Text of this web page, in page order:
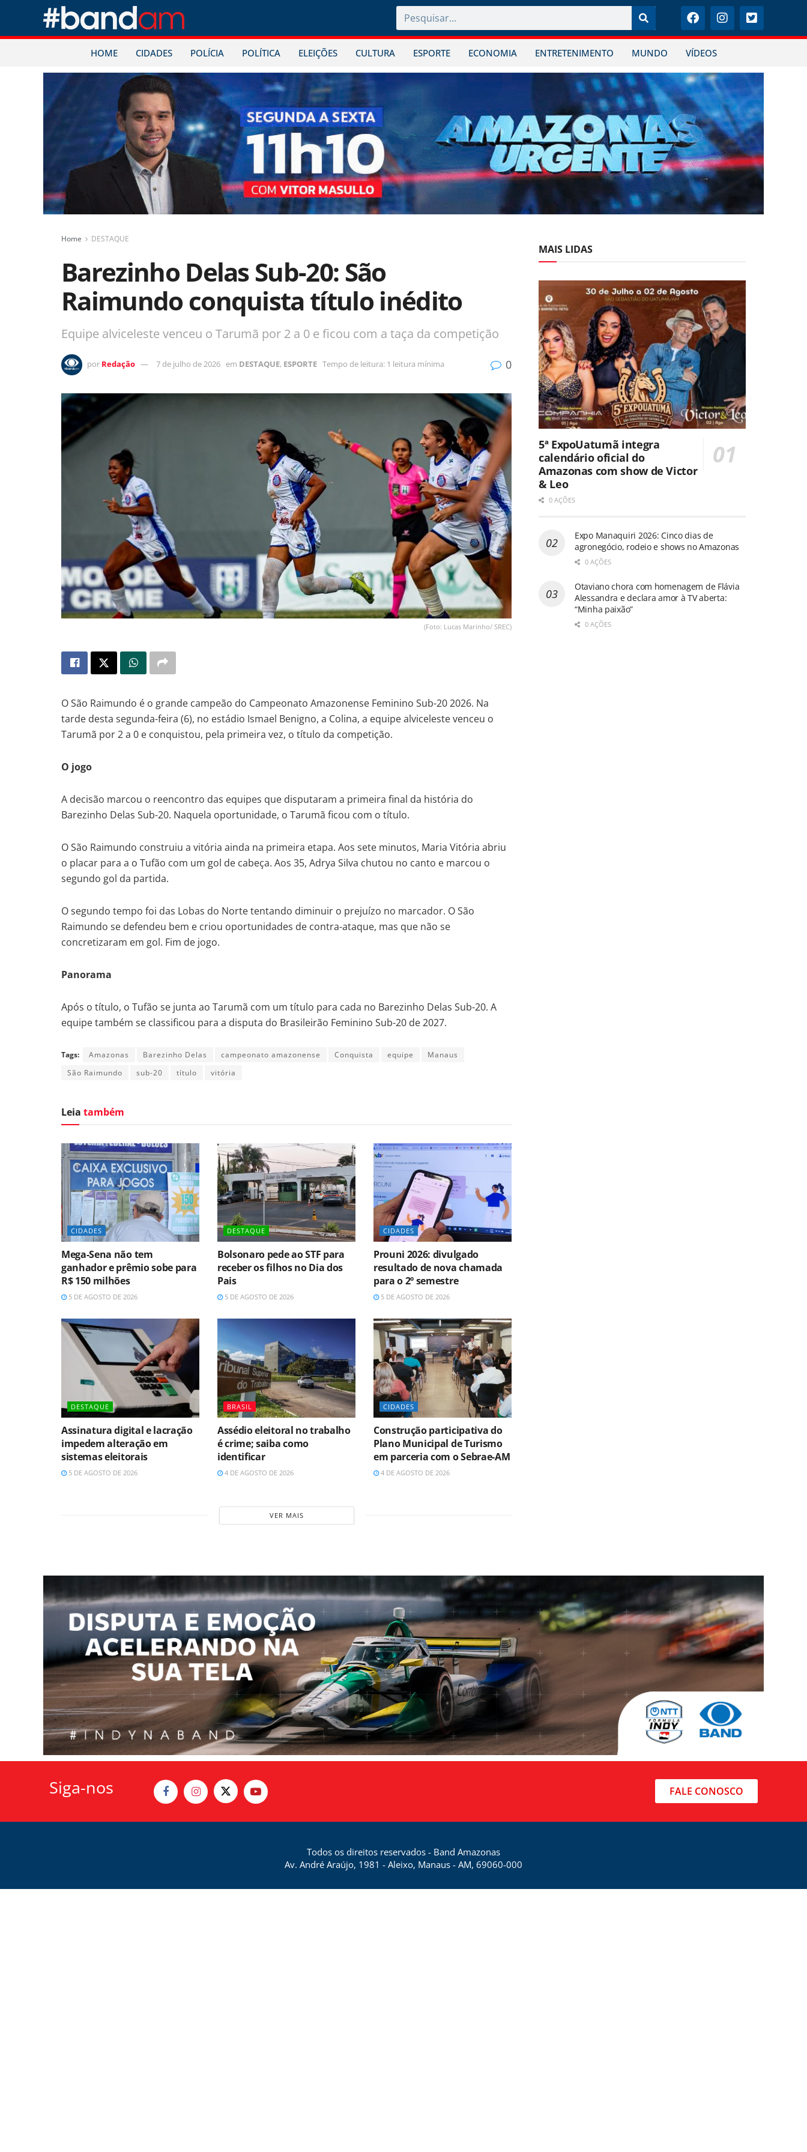
HOME CIDADES POLÍCIA POLÍTICA ELEIÇÕES CULTURA ESPORTE ECONOMIA ENTRETENIMENTO MUNDO VÍDEOS
Home DESTAQUE
Barezinho Delas Sub-20: São
Raimundo conquista título inédito
Equipe alviceleste venceu o Tarumã por 2 a 0 e ficou com a taça da competição
por Redação 7 de julho de 2026 em DESTAQUE, ESPORTE Tempo de leitura: 1 leitura mínima 0
(Foto: Lucas Marinho/ SREC)
O São Raimundo é o grande campeão do Campeonato Amazonense Feminino Sub-20 2026. Na
tarde desta segunda-feira (6), no estádio Ismael Benigno, a Colina, a equipe alviceleste venceu o
Tarumã por 2 a 0 e conquistou, pela primeira vez, o título da competição.
O jogo
A decisão marcou o reencontro das equipes que disputaram a primeira final da história do
Barezinho Delas Sub-20. Naquela oportunidade, o Tarumã ficou com o título.
O São Raimundo construiu a vitória ainda na primeira etapa. Aos sete minutos, Maria Vitória abriu
o placar para a o Tufão com um gol de cabeça. Aos 35, Adrya Silva chutou no canto e marcou o
segundo gol da partida.
O segundo tempo foi das Lobas do Norte tentando diminuir o prejuízo no marcador. O São
Raimundo se defendeu bem e criou oportunidades de contra-ataque, mas que não se
concretizaram em gol. Fim de jogo.
Panorama
Após o título, o Tufão se junta ao Tarumã com um título para cada no Barezinho Delas Sub-20. A
equipe também se classificou para a disputa do Brasileirão Feminino Sub-20 de 2027.
Tags: Amazonas Barezinho Delas campeonato amazonense Conquista equipe
Manaus
São Raimundo
sub-20 título vitória
Leia também
CIDADES
Mega-Sena não tem
ganhador e prêmio sobe para
R$ 150 milhões
5 DE AGOSTO DE 2026
DESTAQUE
Bolsonaro pede ao STF para
receber os filhos no Dia dos
Pais
5 DE AGOSTO DE 2026
CIDADES
Prouni 2026: divulgado
resultado de nova chamada
para o 2º semestre
5 DE AGOSTO DE 2026
DESTAQUE
Assinatura digital e lacração
impedem alteração em
sistemas eleitorais
5 DE AGOSTO DE 2026
BRASIL
Assédio eleitoral no trabalho
é crime; saiba como
identificar
4 DE AGOSTO DE 2026
CIDADES
Construção participativa do
Plano Municipal de Turismo
em parceria com o Sebrae-AM
4 DE AGOSTO DE 2026
VER MAIS
MAIS LIDAS
5ª ExpoUatumã integra
calendário oficial do
Amazonas com show de Victor
& Leo
0 AÇÕES
Expo Manaquiri 2026: Cinco dias de
agronegócio, rodeio e shows no Amazonas
0 AÇÕES
Otaviano chora com homenagem de Flávia
Alessandra e declara amor à TV aberta:
“Minha paixão”
0 AÇÕES
Siga-nos FALE CONOSCO
Todos os direitos reservados - Band Amazonas
Av. André Araújo, 1981 - Aleixo, Manaus - AM, 69060-000